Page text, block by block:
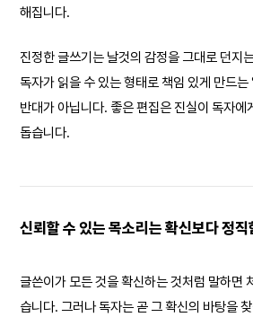
해집니다.
진정한 글쓰기는 날것의 감정을 그대로 던지
독자가 읽을 수 있는 형태로 책임 있게 만드는
반대가 아닙니다. 좋은 편집은 진실이 독자에
돕습니다.
신뢰할 수 있는 목소리는 확신보다 정
글쓴이가 모든 것을 확신하는 것처럼 말하면
습니다. 그러나 독자는 곧 그 확신의 바탕을